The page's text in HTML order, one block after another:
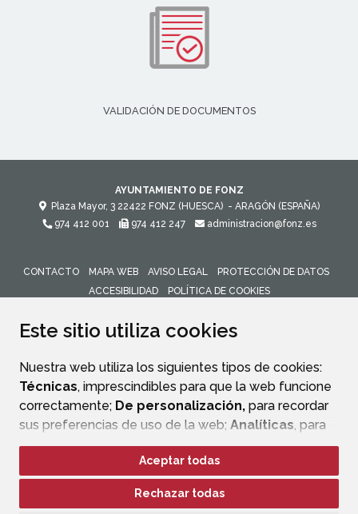
Este sitio utiliza cookies
Nuestra web utiliza los siguientes tipos de cookies:
Técnicas, imprescindibles para que la web funcione
correctamente; De personalización, para recordar
sus preferencias de uso de la web; Analíticas, para
mejorar el funcionamiento de la web y sus servicios.
Si acepta pulsando el botón“Aceptar todas”
consideramos que acepta su uso. Si pulsa el botón
Aceptar todas
Rechazar todas
VALIDACIÓN DE DOCUMENTOS
AYUNTAMIENTO DE FONZ
Plaza Mayor, 3 22422 FONZ (HUESCA) - ARAGÓN (ESPAÑA)
974 412 001
974 412 247 administracion@fonz.es
CONTACTO MAPA WEB AVISO LEGAL
PROTECCIÓN DE DATOS
ACCESIBILIDAD
POLÍTICA DE COOKIES